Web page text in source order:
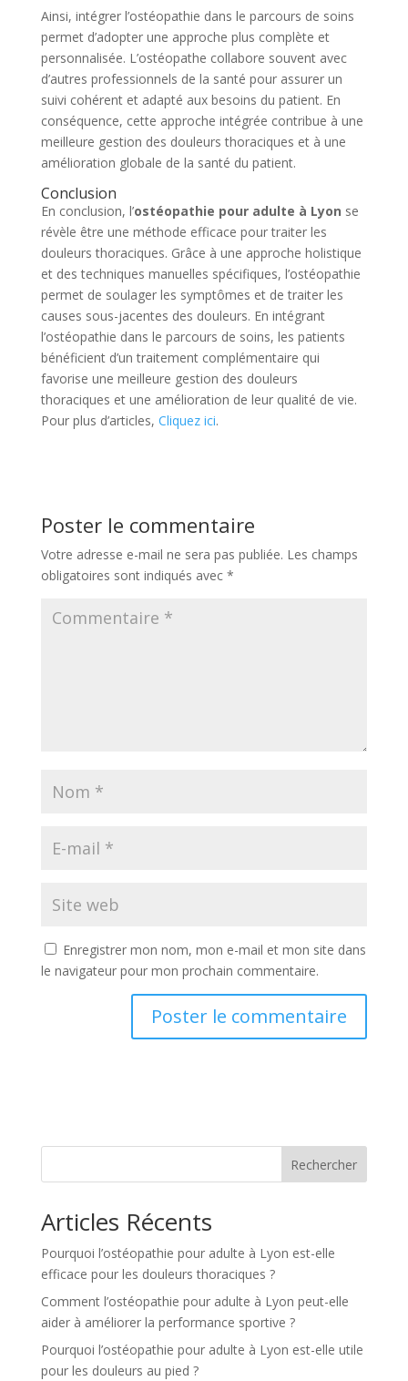
Ainsi, intégrer l’ostéopathie dans le parcours de soins
permet d’adopter une approche plus complète et
personnalisée. L’ostéopathe collabore souvent avec
d’autres professionnels de la santé pour assurer un
suivi cohérent et adapté aux besoins du patient. En
conséquence, cette approche intégrée contribue à une
meilleure gestion des douleurs thoraciques et à une
amélioration globale de la santé du patient.
Conclusion
En conclusion, l’ostéopathie pour adulte à Lyon se
révèle être une méthode efficace pour traiter les
douleurs thoraciques. Grâce à une approche holistique
et des techniques manuelles spécifiques, l’ostéopathie
permet de soulager les symptômes et de traiter les
causes sous-jacentes des douleurs. En intégrant
l’ostéopathie dans le parcours de soins, les patients
bénéficient d’un traitement complémentaire qui
favorise une meilleure gestion des douleurs
thoraciques et une amélioration de leur qualité de vie.
Pour plus d’articles, Cliquez ici.
Poster le commentaire
Votre adresse e-mail ne sera pas publiée. Les champs
obligatoires sont indiqués avec *
Enregistrer mon nom, mon e-mail et mon site dans
le navigateur pour mon prochain commentaire.
e
:
Rechercher
Articles Récents
Pourquoi l’ostéopathie pour adulte à Lyon est-elle
efficace pour les douleurs thoraciques ?
Comment l’ostéopathie pour adulte à Lyon peut-elle
aider à améliorer la performance sportive ?
Pourquoi l’ostéopathie pour adulte à Lyon est-elle utile
pour les douleurs au pied ?